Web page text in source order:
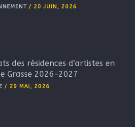
/ 20 JUIN, 2026
des résidences d'artistes en
Grasse 2026-2027
/ 29 MAI, 2026